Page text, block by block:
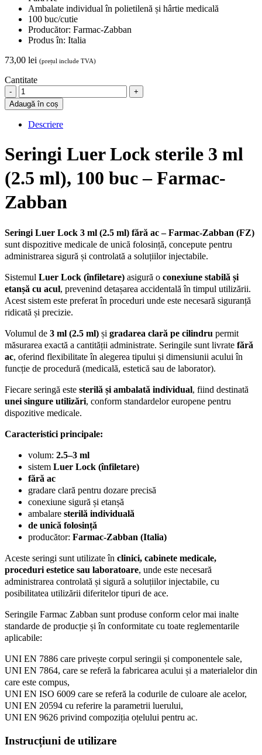
Ambalate individual în polietilenă și hârtie medicală
100 buc/cutie
Producător: Farmac-Zabban
Produs în: Italia
73,00 lei (prețul include TVA)
Cantitate
Seringi
Luer
Lock
3
ml),
100
buc
-
Farmac-
Zabban
Adaugă în coș
Descriere
Seringi Luer Lock sterile 3 ml
(2.5 ml), 100 buc – Farmac-
Zabban
Seringi Luer Lock 3 ml (2.5 ml) fără ac – Farmac-Zabban (FZ)
sunt dispozitive medicale de unică folosință, concepute pentru
administrarea sigură și controlată a soluțiilor injectabile.
Sistemul Luer Lock (înfiletare) asigură o conexiune stabilă și
etanșă cu acul, prevenind detașarea accidentală în timpul utilizării.
Acest sistem este preferat în proceduri unde este necesară siguranță
ridicată și precizie.
Volumul de 3 ml (2.5 ml) și gradarea clară pe cilindru permit
măsurarea exactă a cantității administrate. Seringile sunt livrate fără
ac, oferind flexibilitate în alegerea tipului și dimensiunii acului în
funcție de procedură (medicală, estetică sau de laborator).
Fiecare seringă este sterilă și ambalată individual, fiind destinată
unei singure utilizări, conform standardelor europene pentru
dispozitive medicale.
Caracteristici principale:
volum: 2.5–3 ml
sistem Luer Lock (înfiletare)
fără ac
gradare clară pentru dozare precisă
conexiune sigură și etanșă
ambalare sterilă individuală
de unică folosință
producător: Farmac-Zabban (Italia)
Aceste seringi sunt utilizate în clinici, cabinete medicale,
proceduri estetice sau laboratoare, unde este necesară
administrarea controlată și sigură a soluțiilor injectabile, cu
posibilitatea utilizării diferitelor tipuri de ace.
Seringile Farmac Zabban sunt produse conform celor mai inalte
standarde de producție și în conformitate cu toate reglementarile
aplicabile:
UNI EN 7886 care privește corpul seringii și componentele sale,
UNI EN 7864, care se referă la fabricarea acului și a materialelor din
care este compus,
UNI EN ISO 6009 care se referă la codurile de culoare ale acelor,
UNI EN 20594 cu referire la parametrii luerului,
UNI EN 9626 privind compoziția oțelului pentru ac.
Instrucțiuni de utilizare